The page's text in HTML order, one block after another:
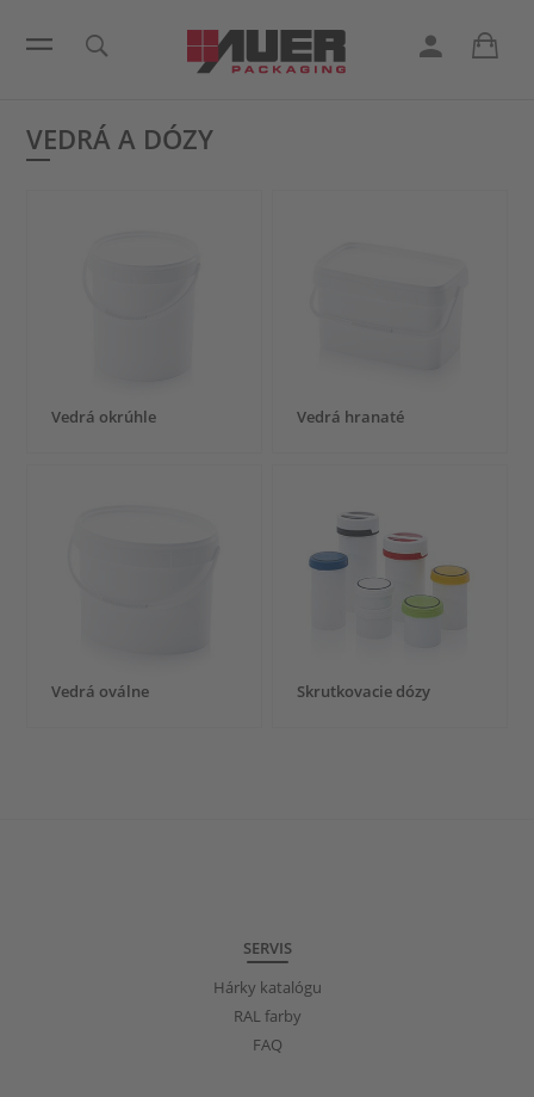
VEDRÁ A DÓZY
Vedrá okrúhle Vedrá hranaté
Vedrá oválne Skrutkovacie dózy
SERVIS
Hárky katalógu
RAL farby
FAQ